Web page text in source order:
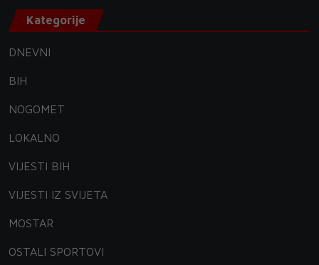
Kategorije
DNEVNI
BIH
NOGOMET
LOKALNO
VIJESTI BIH
VIJESTI IZ SVIJETA
MOSTAR
OSTALI SPORTOVI